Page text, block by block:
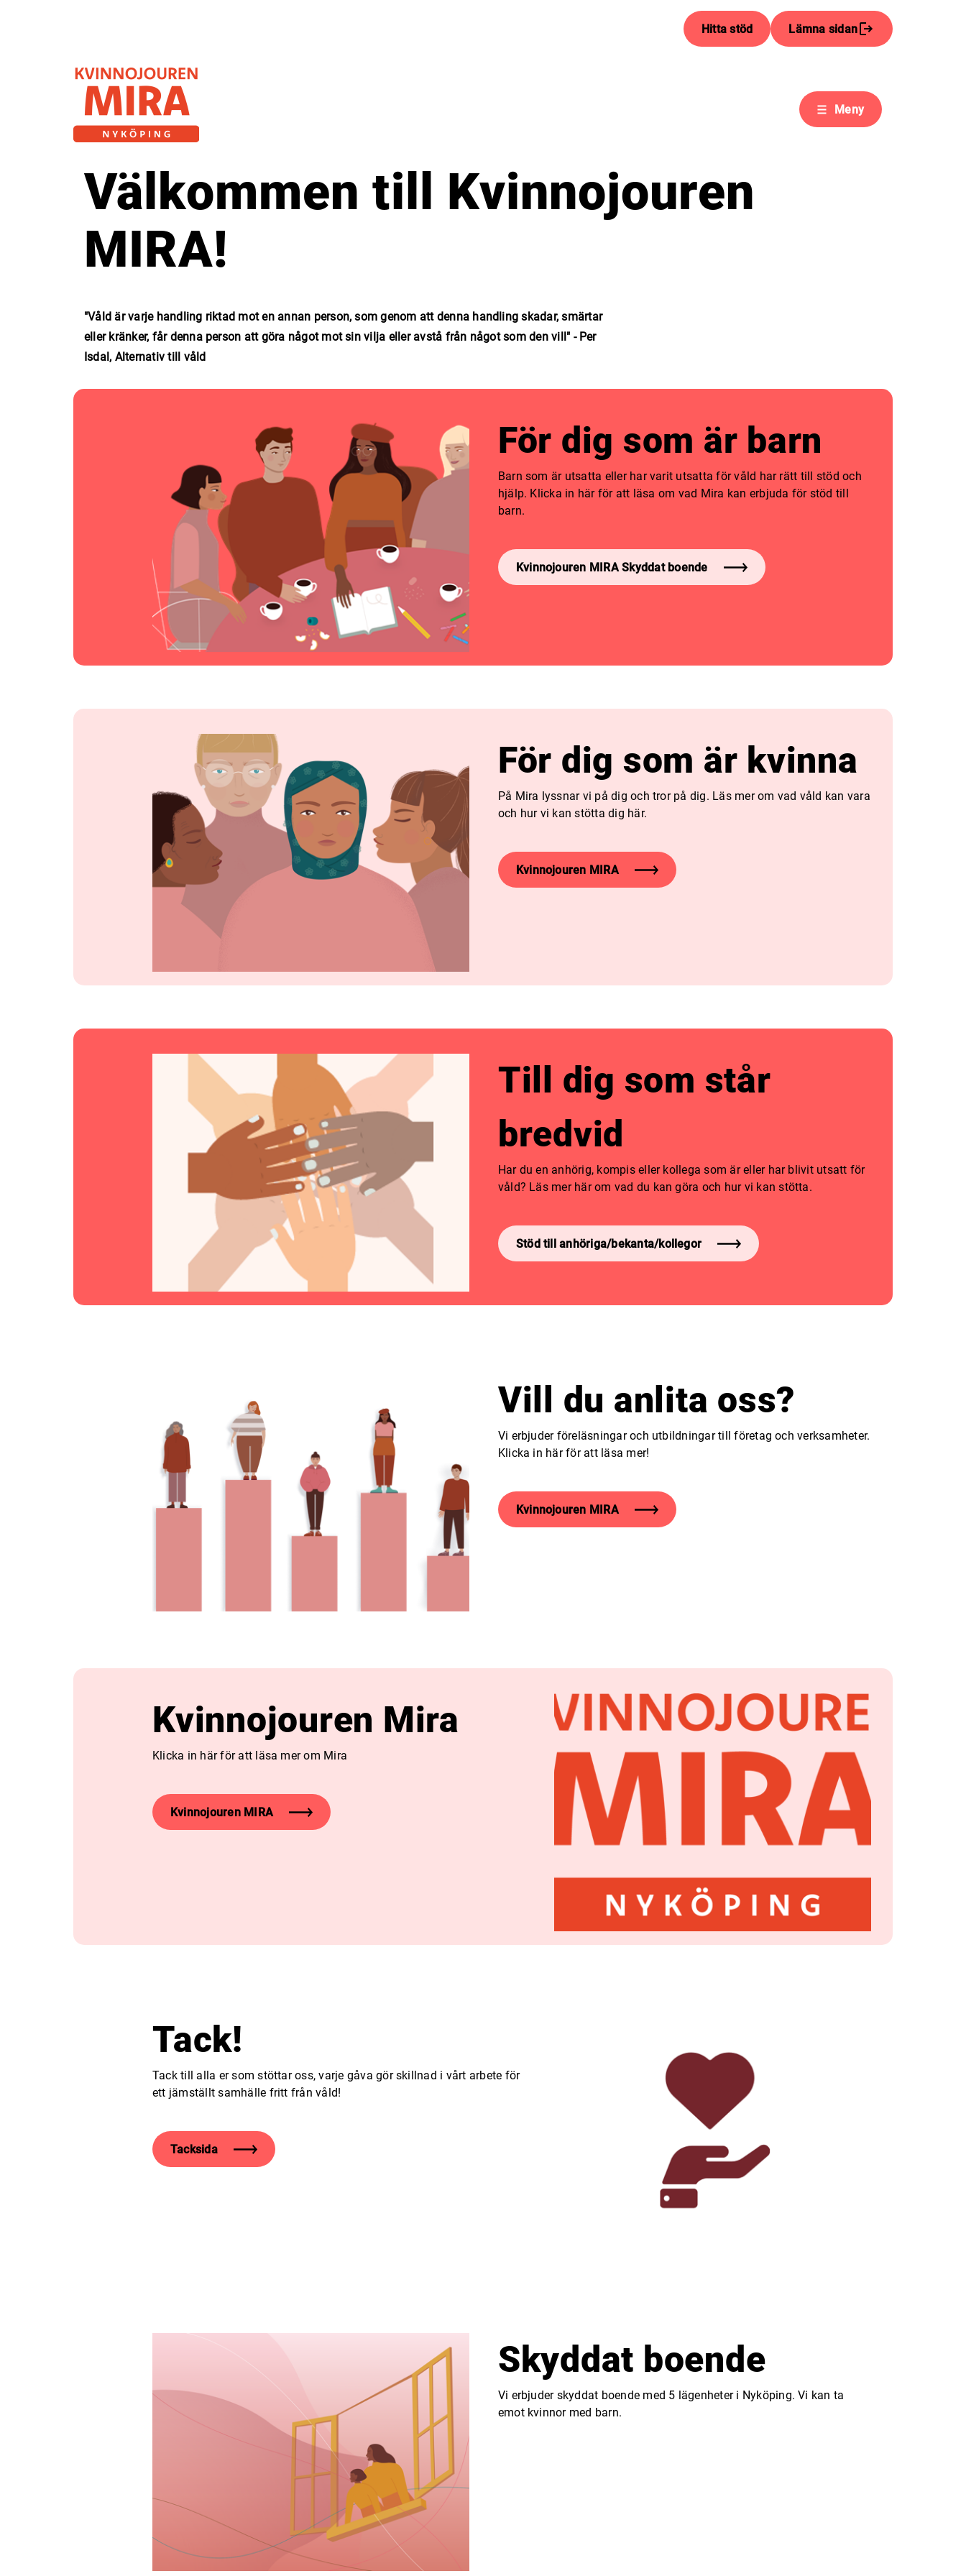
Hitta stöd Lämna sidan
Meny
Välkommen till Kvinnojouren
MIRA!
"Våld är varje handling riktad mot en annan person, som genom att denna handling skadar, smärtar
eller kränker, får denna person att göra något mot sin vilja eller avstå från något som den vill" - Per
Isdal, Alternativ till våld
För dig som är barn
Barn som är utsatta eller har varit utsatta för våld har rätt till stöd och
hjälp. Klicka in här för att läsa om vad Mira kan erbjuda för stöd till
barn.
Kvinnojouren MIRA Skyddat boende
För dig som är kvinna
På Mira lyssnar vi på dig och tror på dig. Läs mer om vad våld kan vara
och hur vi kan stötta dig här.
Kvinnojouren MIRA
Till dig som står
bredvid
Har du en anhörig, kompis eller kollega som är eller har blivit utsatt för
våld? Läs mer här om vad du kan göra och hur vi kan stötta.
Stöd till anhöriga/bekanta/kollegor
Vill du anlita oss?
Vi erbjuder föreläsningar och utbildningar till företag och verksamheter.
Klicka in här för att läsa mer!
Kvinnojouren MIRA
Kvinnojouren Mira
Klicka in här för att läsa mer om Mira
Kvinnojouren MIRA
Tack!
Tack till alla er som stöttar oss, varje gåva gör skillnad i vårt arbete för
ett jämställt samhälle fritt från våld!
Tacksida
Skyddat boende
Vi erbjuder skyddat boende med 5 lägenheter i Nyköping. Vi kan ta
emot kvinnor med barn.